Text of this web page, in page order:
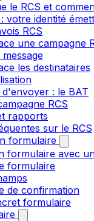
le RCS et
votre identité
RCS
une campagne
les destinataires
: le BAT
RCS
rapports
sur le RCS
formulaire
formulaire avec
formulaire
de confirmation
formulaire